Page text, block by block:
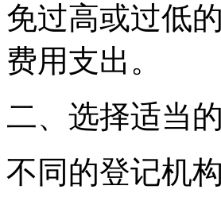
免过高或过低
费用支出。
二、选择适当的
不同的登记机